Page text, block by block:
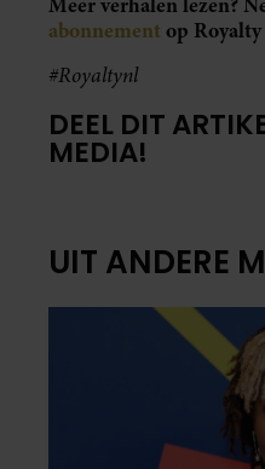
abonnement op Royalty
#Royaltynl
DEEL DIT
MEDIA!
UIT ANDERE